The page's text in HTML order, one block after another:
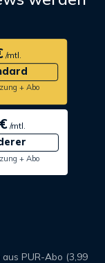
/mtl.
+ Abo
/mtl.
+ Abo
PUR-Abo (3,99